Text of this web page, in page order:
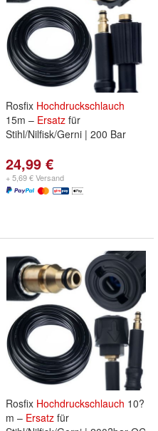
Rosfix Hochdruckschlauch
15m – Ersatz für
Stihl/Nilfisk/Gerni | 200 Bar
24,99 €
+ 5,69 € Versand
Rosfix Hochdruckschlauch 10?
m – Ersatz für